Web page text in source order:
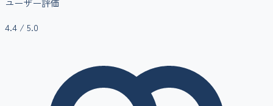
ユーザー評価
4.4 / 5.0